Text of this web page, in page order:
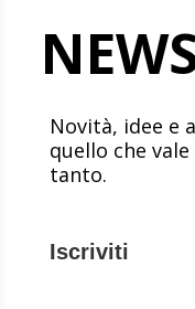
Novità, idee e
quello che
tanto.
Iscriviti